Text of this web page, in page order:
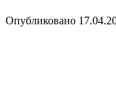
Опубликовано